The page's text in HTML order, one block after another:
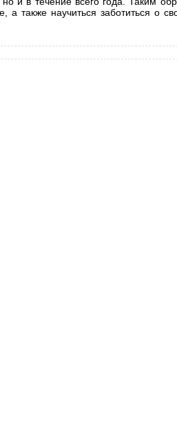
а также научиться заботиться о